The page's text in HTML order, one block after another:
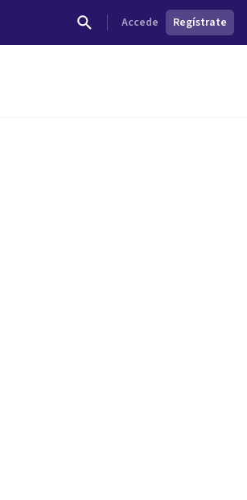
Accede Regístrate